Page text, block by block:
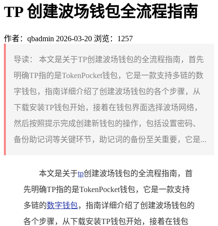
TP 创建波场钱包全流程指南
作者：qbadmin 2026-03-20 浏览：1257
导读：
本文是关于TP创建波场钱包的全流程指南，首先
明确TP指的是TokenPocket钱包，它是一款支持多链的数
字钱包，指南详细介绍了创建波场钱包的各个步骤，从
下载安装TP钱包开始，接着在钱包界面选择波场网络，
然后按照提示完成创建新钱包的操作，包括设置密码、
备份助记词等关键环节，助记词的备份至关重要，它是...
本文是关于tp创建波场钱包的全流程指南，首
先明确TP指的是TokenPocket钱包，它是一款支持
多链的数字钱包，指南详细介绍了创建波场钱包的
各个步骤，从下载安装TP钱包开始，接着在钱包